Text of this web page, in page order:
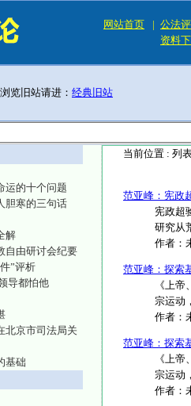
网站首页 | 公法
资料
览旧站请进： 经典旧站
的十个问题
胆寒的三句话
解
自由研讨会纪要
”评析
导都怕他
京市司法局关
基础
当前位置 : 列
范亚峰：宪政
宪政超
研究从
作者：
范亚峰：探索
《上
宗运动
作者：
范亚峰：探索
《上
宗运动
作者：